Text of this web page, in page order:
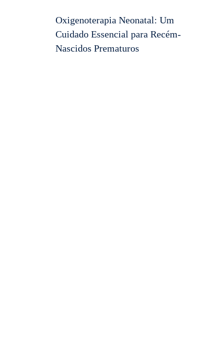
Oxigenoterapia Neonatal: Um
Cuidado Essencial para Recém-
Nascidos Prematuros